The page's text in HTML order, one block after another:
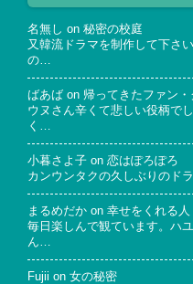
名無し on 秘密の校庭
又韓流ドラマを制作して下さ
の…
ばあば on 帰ってきたファン・
ウヌさん辛くて悲しい役柄で
く…
小暮さよ子 on 恋はぽろぽろ
カンウンタクの久しぶりのド
まるめだか on 幸せをくれる人
毎日楽しんで観ています。ハ
ん…
Fujii on 女の秘密